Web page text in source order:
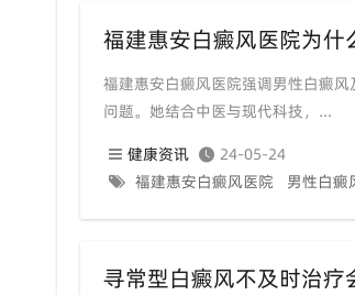
福建惠安白癜风医院为
福建惠安白癜风医院强调男性白癜
问题。她结合中医与现代科技，...
健康资讯
24-05-24
福建惠安白癜风医院
男性白癜
寻常型白癜风不及时治疗